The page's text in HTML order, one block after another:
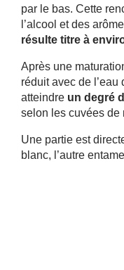
par le bas. Cette
l’alcool et des
résulte titre à
Après une
réduit avec de
atteindre un degré
selon les cuvées de
Une partie est
blanc, l’autre